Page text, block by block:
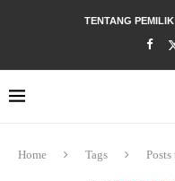
TENTANG
Home Tags